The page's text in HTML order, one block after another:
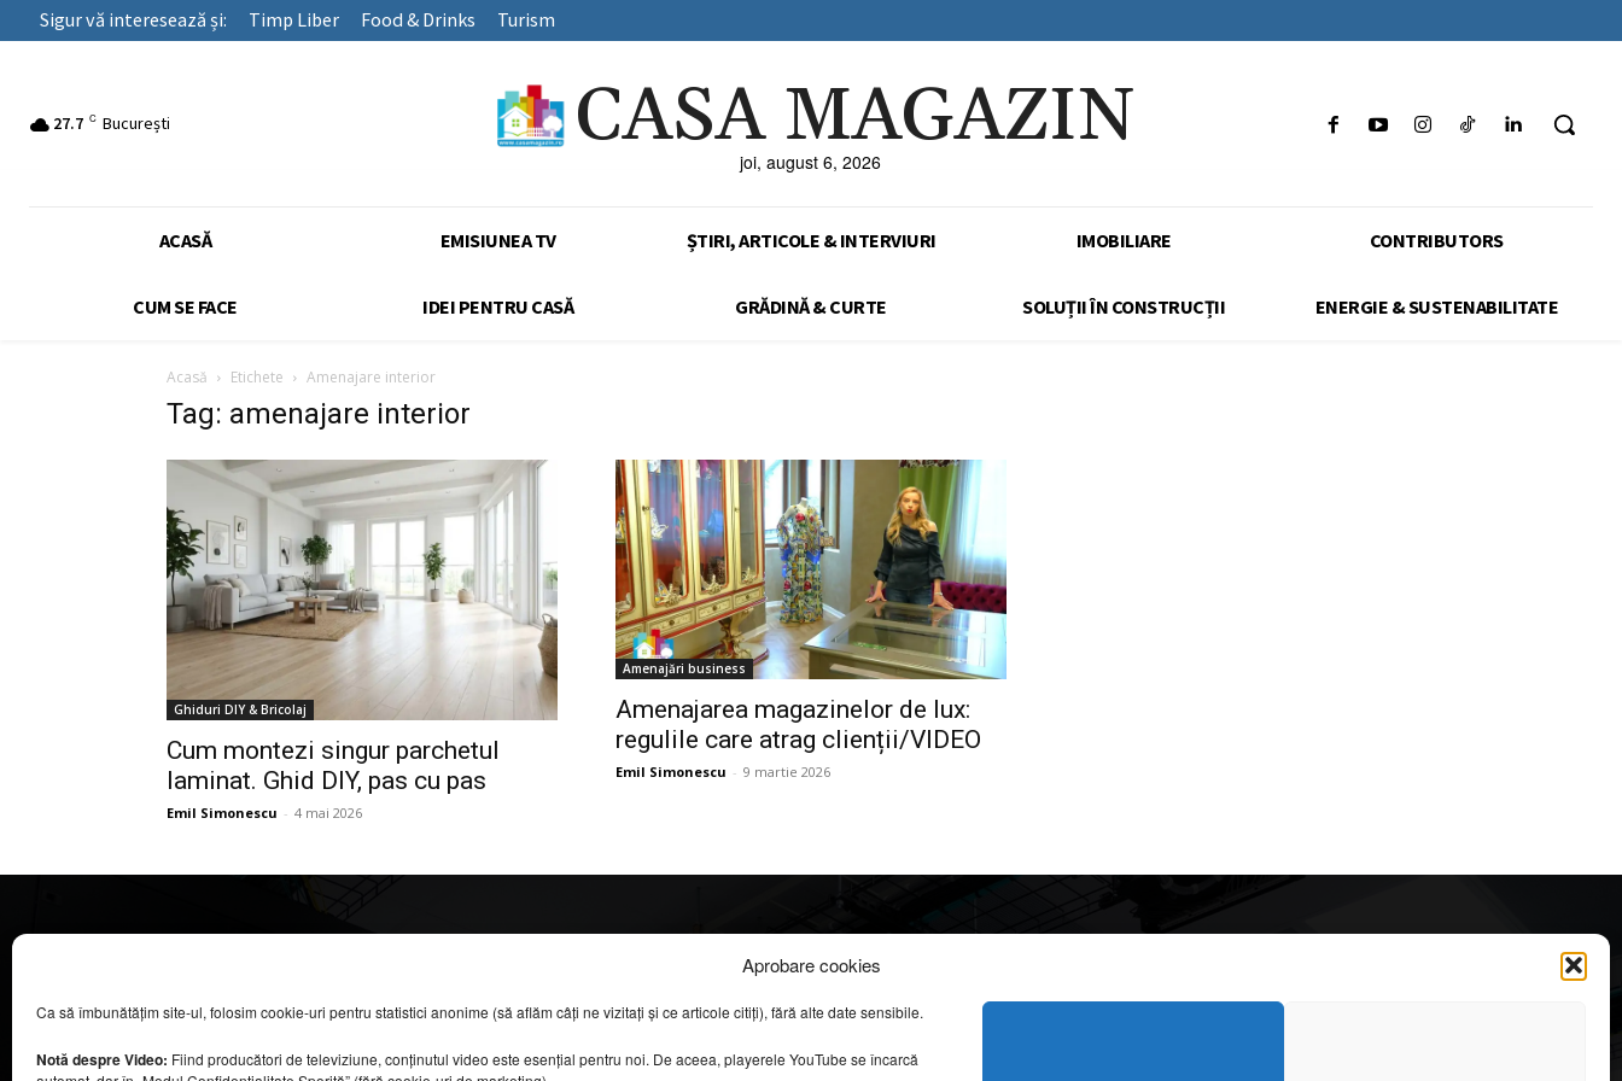
Aprobare cookies
Ca să îmbunătățim site-ul, folosim cookie-uri pentru statistici anonime (să aflăm câți ne vizitați și ce articole citiți), fără alte date sensibile.
Notă despre Video: Fiind producători de televiziune, conținutul video este esențial pentru noi. De aceea, playerele YouTube se încarcă
Sigur vă interesează și: Timp Liber Food & Drinks Turism
27.7 C București CASA MAGAZIN
joi, august 6, 2026
ACASĂ EMISIUNEA TV ȘTIRI, ARTICOLE & INTERVIURI IMOBILIARE CONTRIBUTORS
CUM SE FACE IDEI PENTRU CASĂ GRĂDINĂ & CURTE SOLUȚII ÎN CONSTRUCȚII ENERGIE & SUSTENABILITATE
Acasă Etichete Amenajare interior
Tag: amenajare interior
Ghiduri DIY & Bricolaj
Cum montezi singur parchetul
laminat. Ghid DIY, pas cu pas
Emil Simonescu - 4 mai 2026
Amenajări business
Amenajarea magazinelor de lux:
regulile care atrag clienții/VIDEO
Emil Simonescu - 9 martie 2026
COOL MEDIA BROADCASTING & EVENTS SRL.
Toate drepturile rezervate.
Contacte în secțiunea „Despre noi”.
Info
DESPRE NOI
CONFIDENȚIALITATE & COOKIES
apreciate
Secretele construirii